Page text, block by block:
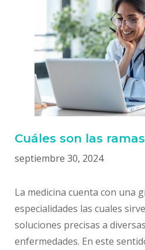
Cuáles son las
septiembre 30, 2024
La medicina cuenta con una
especialidades las cuales
soluciones precisas a
enfermedades. En este